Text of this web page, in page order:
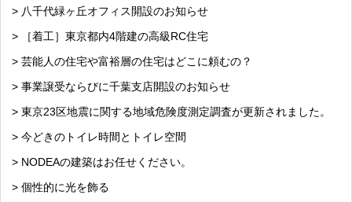
> 八千代緑ヶ丘オフィス開設のお知らせ
> ［着工］東京都内4階建の高級RC住宅
> 芸能人の住宅や富裕層の住宅はどこに頼むの？
> 事業譲受ならびに千葉支店開設のお知らせ
> 東京23区地震に関する地域危険度測定調査が更新されました。
> 今どきのトイレ時間とトイレ空間
> NODEAの建築はお任せください。
> 個性的に光を飾る